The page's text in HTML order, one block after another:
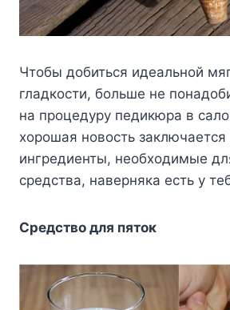
Чтобы добиться идеальной
гладкости, больше не
на процедуру педикюра в
хорошая новость
ингредиенты, необходимые
средства, наверняка есть у
Средство для пяток